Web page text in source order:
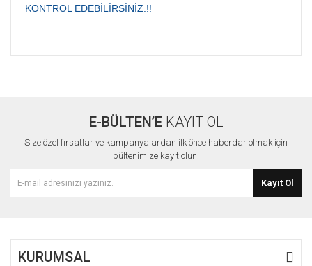
KONTROL EDEBİLİRSİNİZ.!!
Yorum Yaz
Bu ürünün fiyat bilgisi, resim, ürün açıklamalarında ve diğer
Ürün açıklamasında eksik bilgiler bulunuyor.
Ürün fiyatı diğer sitelerden daha pahalı.
E-BÜLTEN’EKAYIT OL
Size özel fırsatlar ve kampanyalardan ilk önce haberdar olmak için
bültenimize kayıt olun.
Kayıt Ol
KURUMSAL